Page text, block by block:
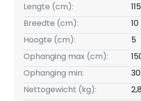
Lengte (cm):
115
Breedte (cm):
10
Hoogte (cm):
5
Ophanging max (cm):
Ophanging min:
30
Nettogewicht (kg):
2,8